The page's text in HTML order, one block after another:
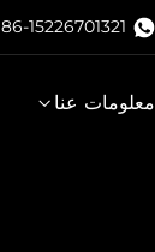
86-15226701321
معلومات عنا